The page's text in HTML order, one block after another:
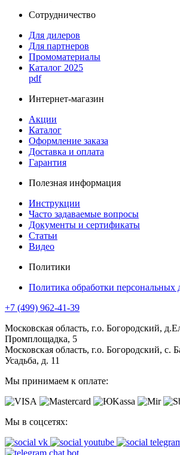
Сотрудничество
Для дилеров
Для партнеров
Промоматериалы
Каталог 2025
pdf
Интернет-магазин
Акции
Каталог
Оформление заказа
Доставка и оплата
Гарантия
Полезная информация
Инструкции
Часто задаваемые вопросы
Документы и сертификаты
Статьи
Видео
Политики
Политика обработки персональных
+7 (499) 962-41-39
Московская область, г.о. Богородский,
Промплощадка, 5
Московская область, г.о. Богородский, с.
Усадьба, д. 11
Мы принимаем к оплате:
Мы в соцсетях: